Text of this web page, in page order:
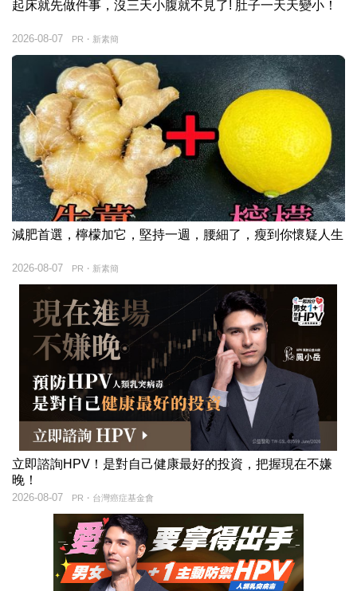
起床就先做件事，沒三天小腹就不見了! 肚子一天天變小！
PR・新素簡
2026-08-07
減肥首選，檸檬加它，堅持一週，腰細了，瘦到你懷疑人生
PR・新素簡
2026-08-07
立即諮詢HPV！是對自己健康最好的投資，把握現在不嫌
晚！
PR・台灣癌症基金會
2026-08-07